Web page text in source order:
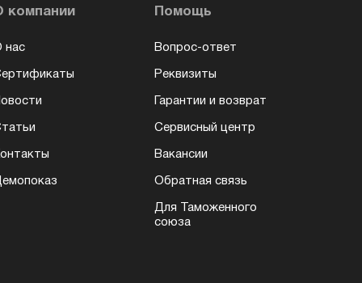
компании
нас
Помощь
Вопрос-ответ
Реквизиты
Гарантии и возврат
Сервисный центр
Вакансии
Обратная связь
Для Таможенного
союза